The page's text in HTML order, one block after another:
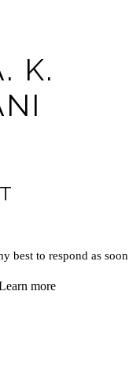
K.